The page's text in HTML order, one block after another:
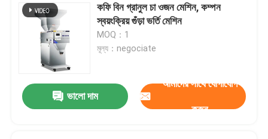
কফি বিন গ্রানুল চা ওজন মেশিন, কম্পন
স্বয়ংক্রিয় গুঁড়া ভর্তি মেশিন
MOQ：1
মূল্য：negociate
ভালো দাম
আমাদের সাথে যোগাযোগ
করুন